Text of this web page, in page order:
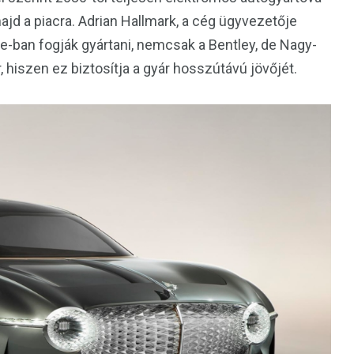
a piacra. Adrian Hallmark, a cég ügyvezetője
fogják gyártani, nemcsak a Bentley, de Nagy-
hiszen ez biztosítja a gyár hosszútávú jövőjét.